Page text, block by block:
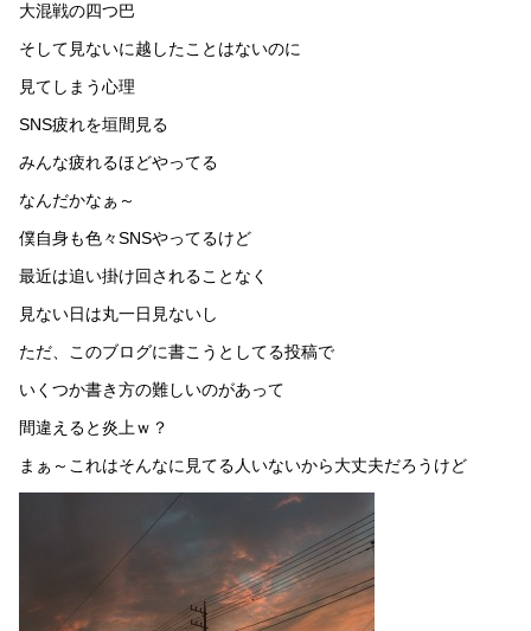
大混戦の四つ巴
そして見ないに越したことはないのに
見てしまう心理
SNS疲れを垣間見る
みんな疲れるほどやってる
なんだかなぁ～
僕自身も色々SNSやってるけど
最近は追い掛け回されることなく
見ない日は丸一日見ないし
ただ、このブログに書こうとしてる投稿で
いくつか書き方の難しいのがあって
間違えると炎上ｗ？
まぁ～これはそんなに見てる人いないから大丈夫だろうけど